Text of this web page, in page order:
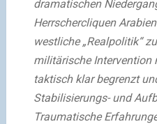
dramatischen
Herrschercliquen
westliche „Realpolitik“
militärische Intervention
taktisch klar begrenzt
Stabilisierungs- und
Traumatische